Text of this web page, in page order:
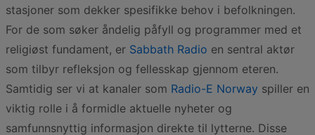
stasjoner som dekker spesifikke behov i befolkningen.
For de som søker åndelig påfyll og programmer med et
religiøst fundament, er Sabbath Radio en sentral aktør
som tilbyr refleksjon og fellesskap gjennom eteren.
Samtidig ser vi at kanaler som Radio-E Norway spiller en
viktig rolle i å formidle aktuelle nyheter og
samfunnsnyttig informasjon direkte til lytterne. Disse